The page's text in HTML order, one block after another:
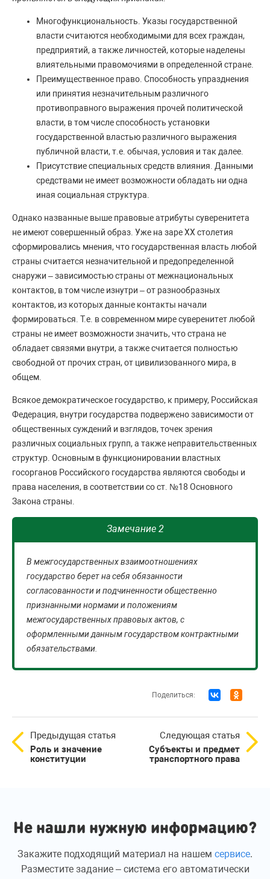
Многофункциональность. Указы государственной
власти считаются необходимыми для всех граждан,
предприятий, а также личностей, которые наделены
влиятельными правомочиями в определенной стране.
Преимущественное право. Способность упразднения
или принятия незначительным различного
противоправного выражения прочей политической
власти, в том числе способность установки
государственной властью различного выражения
публичной власти, т.е. обычая, условия и так далее.
Присутствие специальных средств влияния. Данными
средствами не имеет возможности обладать ни одна
иная социальная структура.
Однако названные выше правовые атрибуты суверенитета
не имеют совершенный образ. Уже на заре XX столетия
сформировались мнения, что государственная власть любой
страны считается незначительной и предопределенной
снаружи – зависимостью страны от межнациональных
контактов, в том числе изнутри – от разнообразных
контактов, из которых данные контакты начали
формироваться. Т.е. в современном мире суверенитет любой
страны не имеет возможности значить, что страна не
обладает связями внутри, а также считается полностью
свободной от прочих стран, от цивилизованного мира, в
общем.
Всякое демократическое государство, к примеру, Российская
Федерация, внутри государства подвержено зависимости от
общественных суждений и взглядов, точек зрения
различных социальных групп, а также неправительственных
структур. Основным в функционировании властных
госорганов Российского государства являются свободы и
права населения, в соответствии со ст. №18 Основного
Закона страны.
Замечание 2
В межгосударственных взаимоотношениях
государство берет на себя обязанности
согласованности и подчиненности общественно
признанными нормами и положениям
межгосударственных правовых актов, с
оформленными данным государством контрактными
обязательствами.
Поделиться:
Предыдущая статья
Роль и значение
конституции
Следующая статья
Субъекты и предмет
транспортного права
Не нашли нужную информацию?
Закажите подходящий материал на нашем сервисе.
Разместите задание – система его автоматически